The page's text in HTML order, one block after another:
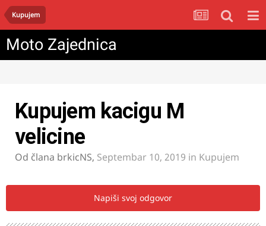
Kupujem
Moto Zajednica
Kupujem kacigu M
velicine
Od člana brkicNS, Septembar 10, 2019 in Kupujem
Napiši svoj odgovor